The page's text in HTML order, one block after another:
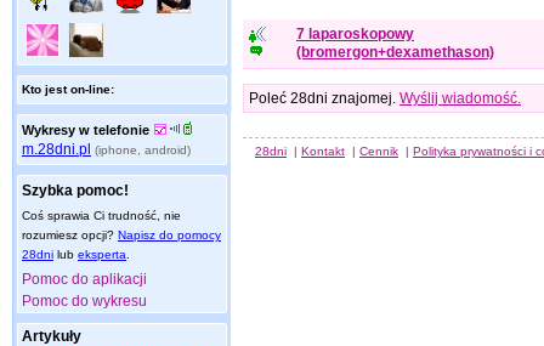
Kto jest on-line:
Wykresy w telefonie
m.28dni.pl (iphone, android)
Szybka pomoc!
Coś sprawia Ci trudność, nie
rozumiesz opcji? Napisz do pomocy
28dni lub eksperta
Pomoc do aplikacji
Pomoc do wykresu
Artykuły
7 laparoskopowy
(bromergon+dexamethason)
Poleć 28dni znajomej. Wyślij wiadomość.
28dni | Kontakt | Cennik | Polityka prywatności i